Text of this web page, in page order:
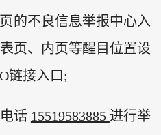
的不良信息举报中心入
页、内页等醒目位置设
链接入口;
话 15519583885 进行举